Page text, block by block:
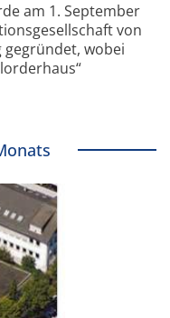
am 1. September
von
gegründet, wobei